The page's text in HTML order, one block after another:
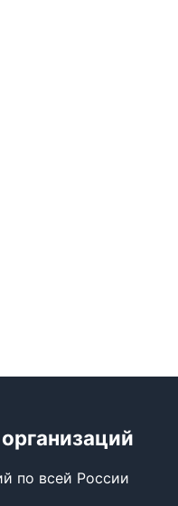
по всей России